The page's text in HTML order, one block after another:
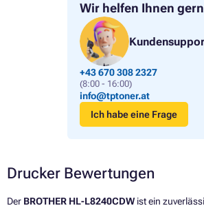
Wir helfen Ihnen
+43 670 308 2327
(8:00 - 16:00)
info@tptoner.at
Ich habe eine Frage
Drucker Bewertungen
Der BROTHER HL-L8240CDW ist ein